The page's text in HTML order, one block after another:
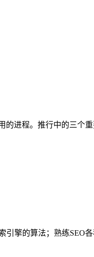
的进程。推行中的三个
擎的算法；熟练SEO